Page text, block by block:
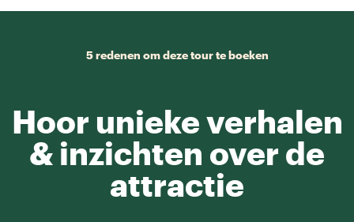
5 redenen om deze tour te boeken
Hoor unieke verhalen
& inzichten over de
attractie